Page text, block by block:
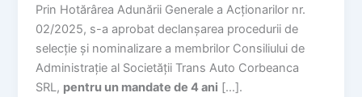
Prin Hotărârea Adunării Generale a Acționarilor nr.
02/2025, s-a aprobat declanșarea procedurii de
selecție și nominalizare a membrilor Consiliului de
Administrație al Societății Trans Auto Corbeanca
SRL, pentru un mandate de 4 ani […].